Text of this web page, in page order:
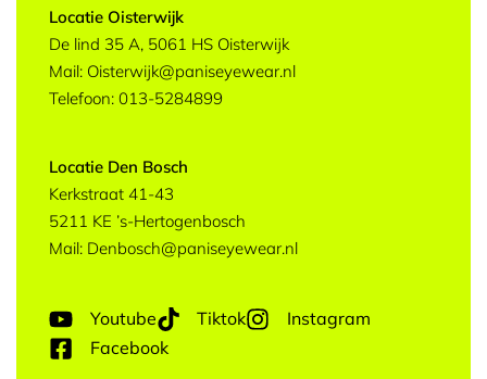
Locatie Oisterwijk
De lind 35 A, 5061 HS Oisterwijk
Mail: Oisterwijk@paniseyewear.nl
Telefoon: 013-5284899
Locatie Den Bosch
Kerkstraat 41-43
5211 KE ’s-Hertogenbosch
Mail: Denbosch@paniseyewear.nl
Youtube Tiktok
Instagram
Facebook